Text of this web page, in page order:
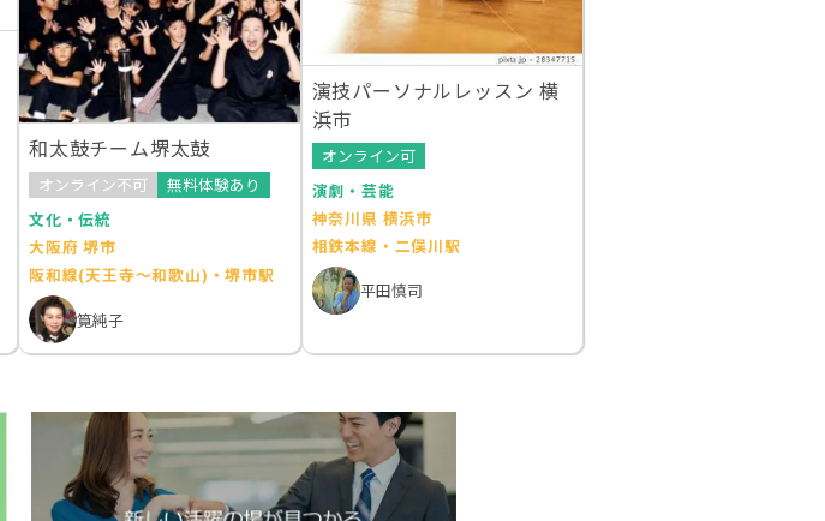
和太鼓チーム堺太鼓
オンライン不可
無料体験あり
文化・伝統
大阪府 堺市
阪和線(天王寺～和歌山)・堺市駅
筧純子
演技パーソナルレッスン 横
浜市
オンライン可
演劇・芸能
神奈川県 横浜市
相鉄本線・二俣川駅
平田慎司